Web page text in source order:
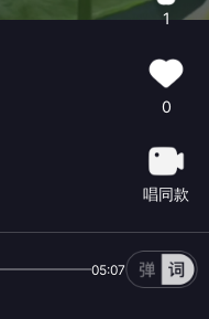
1
0
唱同款
05:07